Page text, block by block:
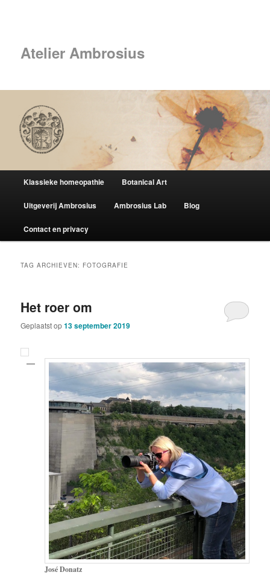
inhoud
inhoudAtelier Ambrosius
Klassieke homeopathie Botanical Art
Uitgeverij Ambrosius Ambrosius Lab Blog
Contact en privacy
TAG ARCHIEVEN: FOTOGRAFIE
Het roer om
Geplaatst op13 september 2019
José Donatz